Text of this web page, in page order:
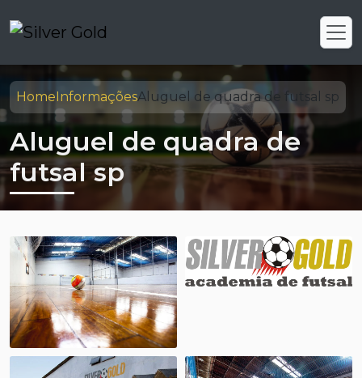
HomeInformaçõesAluguel de quadra de futsal sp
Aluguel de quadra de
futsal sp